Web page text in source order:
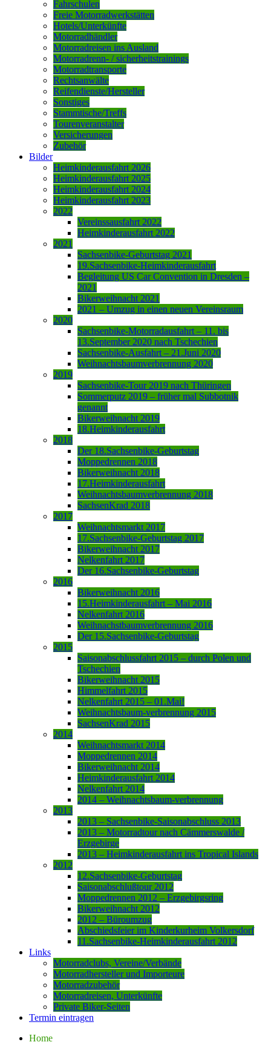
Fahrschulen
Freie Motorradwerkstätten
Hotels/Unterkünfte
Motorradhändler
Motorradreisen ins Ausland
Motorradrenn- / sicherheitstrainings
Motorradtransporte
Rechtsanwälte
Reifendienste/Hersteller
Sonstiges
Stammtische/Treffs
Tourenveranstalter
Versicherungen
Zubehör
Bilder
Heimkinderausfahrt 2026
Heimkinderausfahrt 2025
Heimkinderausfahrt 2024
Heimkinderausfahrt 2023
2022
Vereinssausfahrt 2022
Heimkinderausfahrt 2022
2021
Sachsenbike-Geburtstag 2021
19.Sachsenbike-Heimkinderausfahrt
Begleitung US Car Convention in Dresden –
2021
Bikerweihnacht 2021
2021 – Umzug in einen neuen Vereinsraum
2020
Sachsenbike-Motorradausfahrt – 11. bis
13.September 2020 nach Tschechien
Sachsenbike-Ausfahrt – 21.Juni 2020
Weihnachtsbaumverbrennung 2020
2019
Sachsenbike-Tour 2019 nach Thüringen
Sommerputz 2019 – früher mal Subbotnik
genannt
Bikerweihnacht 2019
18.Heimkinderausfahrt
2018
Der 18.Sachsenbike-Geburtstag
Moppedrennen 2018
Bikerweihnacht 2018
17.Heimkinderausfahrt
Weihnachtsbaumverbrennung 2018
SachsenKrad 2018
2017
Weihnachtsmarkt 2017
17.Sachsenbike-Geburtstag 2017
Bikerweihnacht 2017
Nelkenfahrt 2017
Der 16.Sachsenbike-Geburtstag
2016
Bikerweihnacht 2016
15.Heimkinderausfahrt – Mai 2016
Nelkenfahrt 2016
Weihnachstbaumverbrennung 2016
Der 15.Sachsenbike-Geburtstag
2015
Saisonabschlussfahrt 2015 – durch Polen und
Tschechien
Bikerweihnacht 2015
Himmelfahrt 2015
Nelkenfahrt 2015 – 01.Mai!
Weihnachtsbaum-verbrennung 2015
SachsenKrad 2015
2014
Weihnachtsmarkt 2014
Moppedrennen 2014
Bikerweihnacht 2014
Heimkinderausfahrt 2014
Nelkenfahrt 2014
2014 – Weihnachtsbaum-verbrennung
2013
2013 – Sachsenbike-Saisonabschluss 2013
2013 – Motorradtour nach Cämmerswalde /
Erzgebirge
2013 – Heimkinderausfahrt ins Tropical Islands
2012
12.Sachsenbike-Geburtstag
Saisonabschlußtour 2012
Moppedrennen 2012 – Erzgebirgsring
Bikerweihnacht 2012
2012 – Büroumzug
Abschiedsfeier im Kinderkurheim Volkersdorf
11.Sachsenbike-Heimkinderausfahrt 2012
Links
Motorradclubs, Vereine/Verbände
Motorradhersteller und Importeure
Motorradzubehör
Motorradreisen, Unterkünfte
Private Biker-Seiten
Termin eintragen
Home